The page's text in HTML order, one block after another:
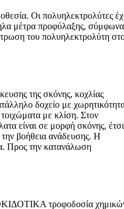
Οι πολυηλεκτρολύτες
μέτρα προφύλαξης,
του πολυηλεκτρολύτη
της σκόνης, κοχλίας
δοχείο με
με κλίση. Στον
είναι σε μορφή σκόνης, έτσι
βοήθεια ανάδευσης. Η
Προς την κατανάλωση